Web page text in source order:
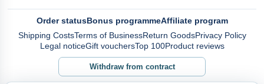
Order statusBonus programmeAffiliate program
Shipping CostsTerms of BusinessReturn GoodsPrivacy Policy
Legal noticeGift vouchersTop 100Product reviews
Withdraw from contract